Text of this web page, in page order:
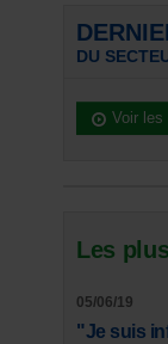
DU
Voir les
Les
05/06/19
"Je suis